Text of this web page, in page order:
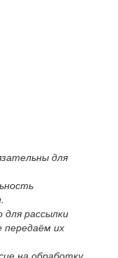
для
рассылки
их
на обработку